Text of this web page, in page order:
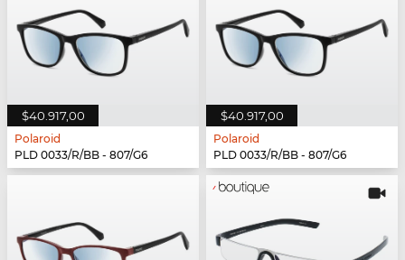
$40.917,00
Polaroid
PLD 0033/R/BB - 807/G6
$40.917,00
Polaroid
PLD 0033/R/BB - 807/G6